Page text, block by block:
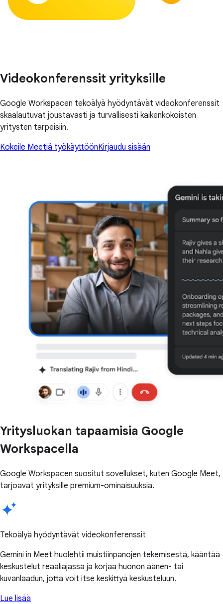
Videokonferenssit yrityksille
Google Workspacen tekoälyä hyödyntävät videokonferenssit
skaalautuvat joustavasti ja turvallisesti kaikenkokoisten
yritysten tarpeisiin.
Kokeile Meetiä työkäyttöönKirjaudu sisään
Yritysluokan tapaamisia Google
Workspacella
Google Workspacen suositut sovellukset, kuten Google Meet,
tarjoavat yrityksille premium-ominaisuuksia.
Tekoälyä hyödyntävät videokonferenssit
Gemini in Meet huolehtii muistiinpanojen tekemisestä, kääntää
keskustelut reaaliajassa ja korjaa huonon äänen- tai
kuvanlaadun, jotta voit itse keskittyä keskusteluun.
Lue lisää